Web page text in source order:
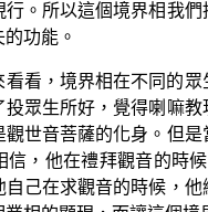
。所以這個境界相我
功能。
看看，境界相在不同的
眾生所好，覺得喇嘛
世音菩薩的化身。但
信，他在禮拜觀音的時
自己在求觀音的時候，